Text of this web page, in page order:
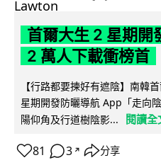
首爾大生 2 星期開
2 萬人下載衝榜首
【行路都要揀好有遮陰】南韓
星期開發防曬導航 App「走向
陽仰角及行道樹陰影...
閱讀全
81 3 ↗ 分享